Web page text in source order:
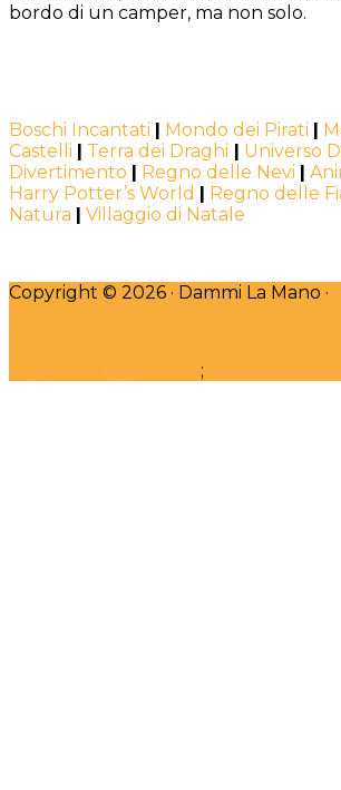
bordo di un camper, ma non solo.
Boschi Incantati Mondo dei Pirati
Castelli
Terra dei Draghi Universo
Divertimento
Regno delle Nevi
Harry Potter’s World
Regno delle
Natura
Villaggio di Natale
Copyright © 2026 · Dammi La Mano ·
;